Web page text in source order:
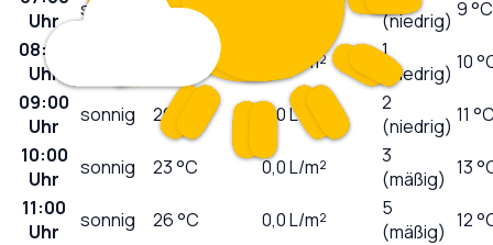
Uhr
sonnig 13°C
(niedrig) 9 °C
08:00
Uhr
L/m²
1
(niedrig) 10
09:00
Uhr
sonnig 20 0,0L/m²
2
(niedrig) 11
10:00
Uhr
sonnig 23°C 0,0L/m²
3
(mäßig) 13
11:00
Uhr
sonnig 26°C 0,0L/m²
5
(mäßig) 12